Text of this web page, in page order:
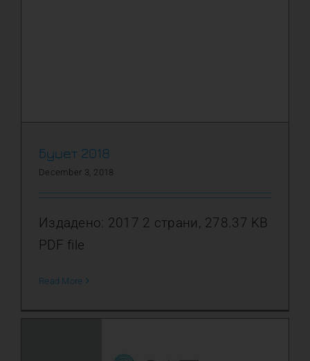
Буџет 2018
December 3, 2018
Издадено: 2017 2 страни, 278.37 KB
PDF file
Read More